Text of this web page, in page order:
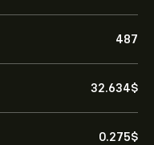
487
32.634‎$‎
0.275‎$‎